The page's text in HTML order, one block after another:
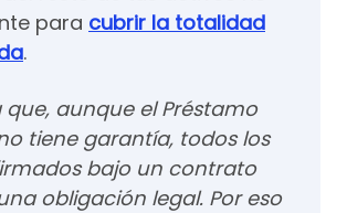
para cubrir la totalidad
.
que, aunque el Préstamo
tiene garantía, todos los
bajo un contrato
obligación legal. Por eso